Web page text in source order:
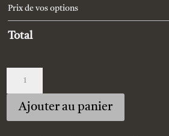
Prix de vos options
Total
Custom_devil_hand
Ajouter au panier